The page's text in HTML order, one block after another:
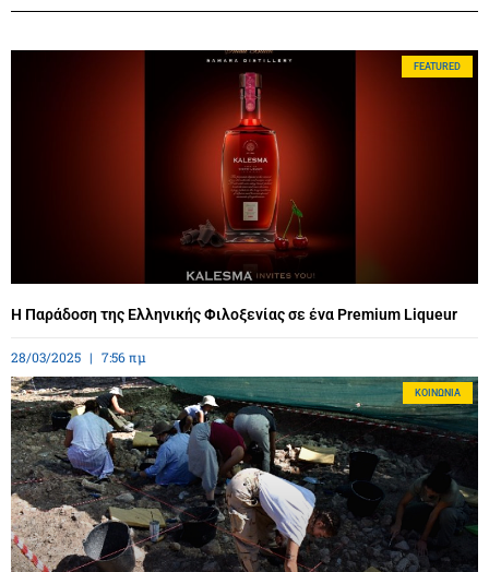
FEATURED
Η Παράδοση της Ελληνικής Φιλοξενίας σε ένα Premium Liqueur
28/03/2025 7:56 πμ
ΚΟΙΝΩΝΊΑ